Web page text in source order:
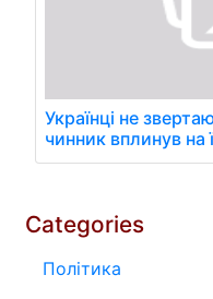
Українці не
чинник вплинув на
Categories
Політика